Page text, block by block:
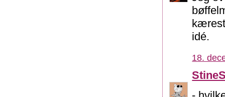
idé.
18.